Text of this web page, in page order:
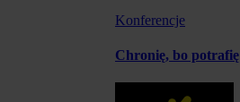
Konferencje
Chronię, bo potrafię